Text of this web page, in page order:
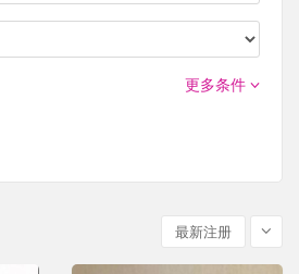
更多条件
最新注册